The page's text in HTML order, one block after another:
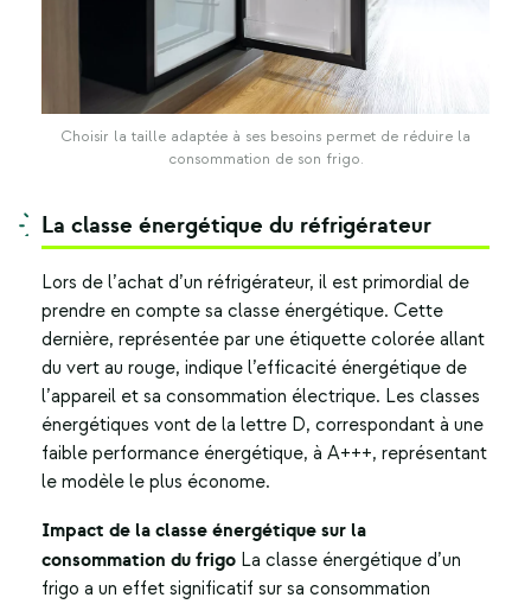
Choisir la taille adaptée à ses besoins permet de réduire la
consommation de son frigo.
La classe énergétique du réfrigérateur
Lors de l’achat d’un réfrigérateur, il est primordial de
prendre en compte sa classe énergétique. Cette
dernière, représentée par une étiquette colorée allant
du vert au rouge, indique l’efficacité énergétique de
l’appareil et sa consommation électrique. Les classes
énergétiques vont de la lettre D, correspondant à une
faible performance énergétique, à A+++, représentant
le modèle le plus économe.
Impact de la classe énergétique sur la
consommation du frigo La classe énergétique d’un
frigo a un effet significatif sur sa consommation